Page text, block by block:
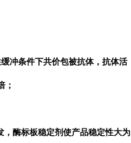
缓冲条件下共价包被抗体，抗体活
；
，酶标板稳定剂使产品稳定性大为